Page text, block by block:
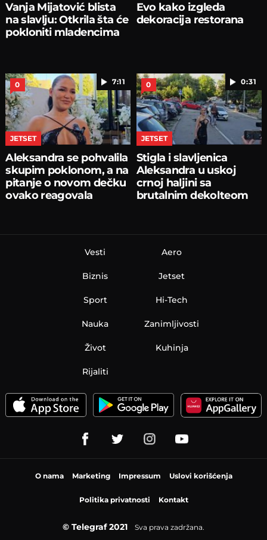
Vanja Mijatović blista
na slavlju: Otkrila šta će
pokloniti mladencima
Evo kako izgleda
dekoracija restorana
7:11
0
JETSET
Aleksandra se pohvalila
skupim poklonom, a na
pitanje o novom dečku
ovako reagovala
0:31
0
JETSET
Stigla i slavljenica
Aleksandra u uskoj
crnoj haljini sa
brutalnim dekolteom
Vesti
Biznis
Sport
Nauka
Aero
Jetset
Hi-Tech
Zanimljivosti
Život Kuhinja
Rijaliti
O nama Marketing Impressum Uslovi korišćenja
Politika privatnosti Kontakt
© Telegraf 2021 Sva prava zadržana.